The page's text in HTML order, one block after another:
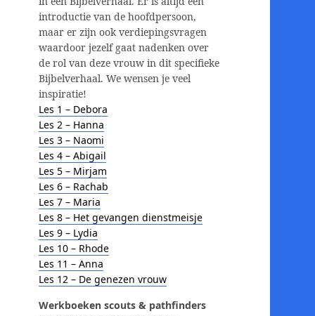
introductie van de hoofdpersoon,
maar er zijn ook verdiepingsvragen
waardoor jezelf gaat nadenken over
de rol van deze vrouw in dit specifieke
Bijbelverhaal. We wensen je veel
inspiratie!
Les 1 – Debora
Les 2 – Hanna
Les 3 – Naomi
Les 4 – Abigail
Les 5 – Mirjam
Les 6 – Rachab
Les 7 – Maria
Les 8 – Het gevangen dienstmeisje
Les 9 – Lydia
Les 10 – Rhode
Les 11 – Anna
Les 12 – De genezen vrouw
Werkboeken scouts & pathfinders